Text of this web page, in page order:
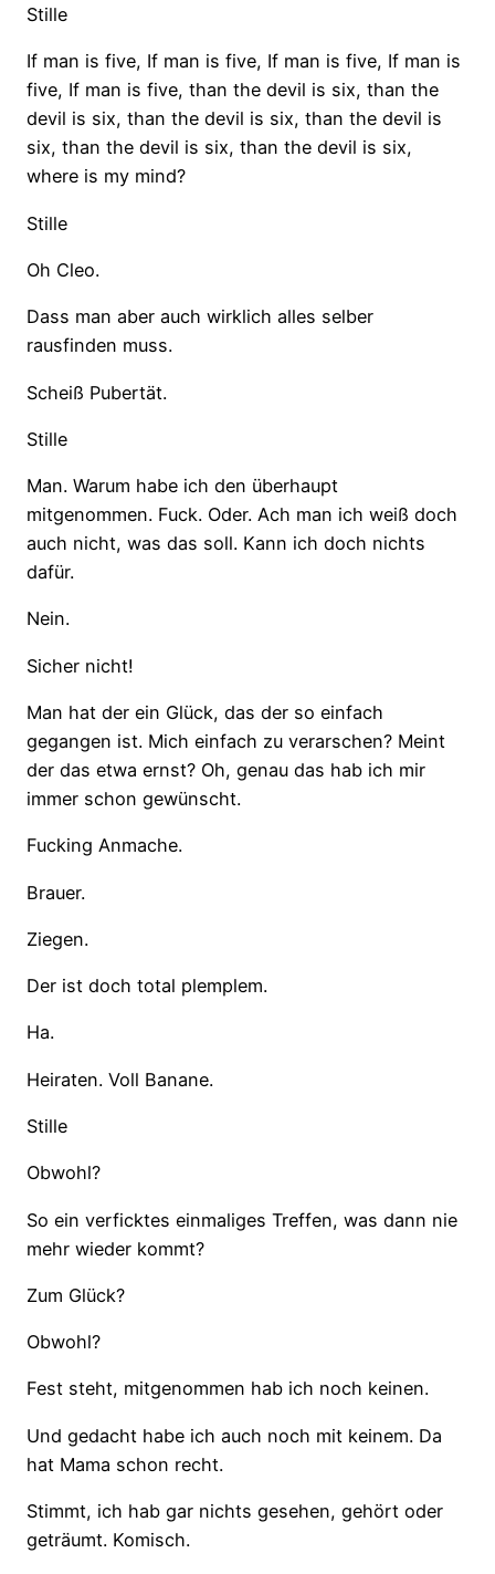
Stille
If man is five, If man is five, If man is five, If man is
five, If man is five, than the devil is six, than the
devil is six, than the devil is six, than the devil is
six, than the devil is six, than the devil is six,
where is my mind?
Stille
Oh Cleo.
Dass man aber auch wirklich alles selber
rausfinden muss.
Scheiß Pubertät.
Stille
Man. Warum habe ich den überhaupt
mitgenommen. Fuck. Oder. Ach man ich weiß doch
auch nicht, was das soll. Kann ich doch nichts
dafür.
Nein.
Sicher nicht!
Man hat der ein Glück, das der so einfach
gegangen ist. Mich einfach zu verarschen? Meint
der das etwa ernst? Oh, genau das hab ich mir
immer schon gewünscht.
Fucking Anmache.
Brauer.
Ziegen.
Der ist doch total plemplem.
Ha.
Heiraten. Voll Banane.
Stille
Obwohl?
So ein verficktes einmaliges Treffen, was dann nie
mehr wieder kommt?
Zum Glück?
Obwohl?
Fest steht, mitgenommen hab ich noch keinen.
Und gedacht habe ich auch noch mit keinem. Da
hat Mama schon recht.
Stimmt, ich hab gar nichts gesehen, gehört oder
geträumt. Komisch.